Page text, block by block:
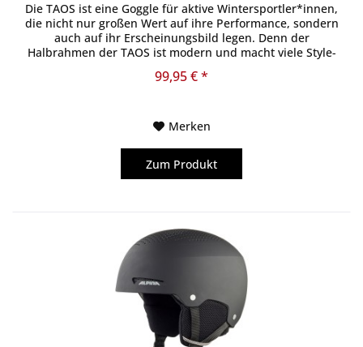
Die TAOS ist eine Goggle für aktive Wintersportler*innen,
die nicht nur großen Wert auf ihre Performance, sondern
auch auf ihr Erscheinungsbild legen. Denn der
Halbrahmen der TAOS ist modern und macht viele Style-
99,95 € *
Merken
Zum Produkt